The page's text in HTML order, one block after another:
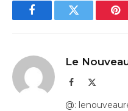
FacebookTwitter
Le
Facebook
@: